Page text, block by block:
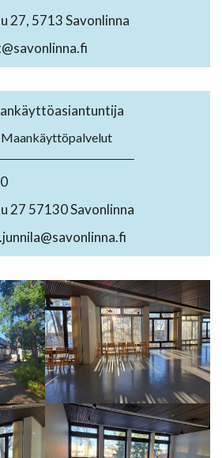
27, 5713 Savonlinna
27 57130 Savonlinna